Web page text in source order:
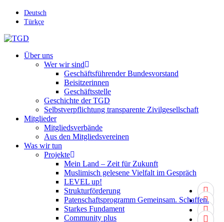
Skip
content
twitter
Deutsch
Türkçe
Über uns
Wer wir sind
Geschäftsführender Bundesvorstand
Beisitzerinnen
Geschäftsstelle
Geschichte der TGD
Selbstverpflichtung transparente Zivilgesellschaft
Mitglieder
Mitgliedsverbände
Aus den Mitgliedsvereinen
Was wir tun
Projekte
Mein Land – Zeit für Zukunft
Muslimisch gelesene Vielfalt im Gespräch
LEVEL up!
Strukturförderung
Patenschaftsprogramm Gemeinsam. Schaffen.
Starkes Fundament
Community plus